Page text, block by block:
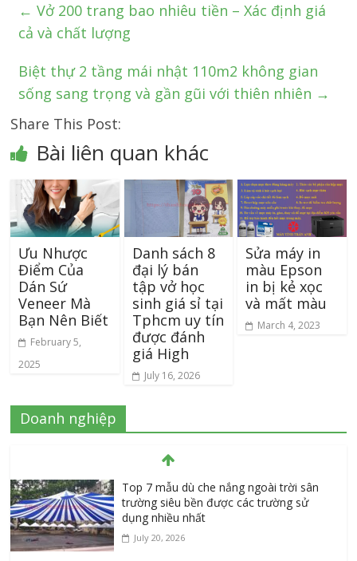
← Vở 200 trang bao nhiêu tiền – Xác định giá
cả và chất lượng
Biệt thự 2 tầng mái nhật 110m2 không gian
sống sang trọng và gần gũi với thiên nhiên →
Share This Post:
Bài liên quan khác
Ưu Nhược
Điểm Của
Dán Sứ
Veneer Mà
Bạn Nên Biết
February 5,
2025
Danh sách 8
đại lý bán
tập vở học
sinh giá sỉ tại
Tphcm uy tín
được đánh
giá High
July 16, 2026
Sửa máy in
màu Epson
in bị kẻ xọc
và mất màu
March 4, 2023
Doanh nghiệp
Top 7 mẫu dù che nắng ngoài trời sân
trường siêu bền được các trường sử
dụng nhiều nhất
July 20, 2026